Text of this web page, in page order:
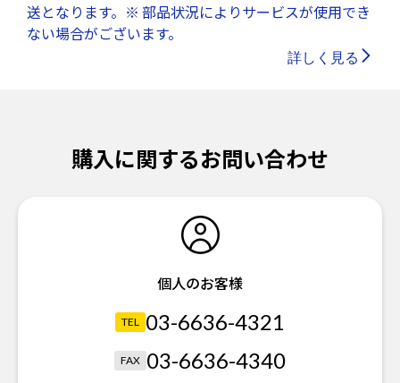
送となります。※ 部品状況によりサービスが使用でき
ない場合がございます。
詳しく見る
購入に関するお問い合わせ
個人のお客様
TEL 03-6636-4321
FAX 03-6636-4340